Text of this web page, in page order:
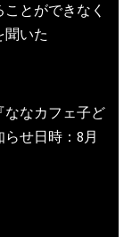
とができなく
聞いた
ななカフェ子ど
せ日時：8月